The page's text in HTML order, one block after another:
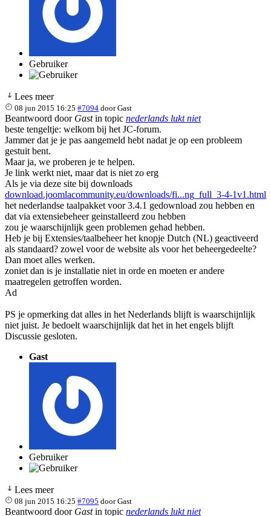
Gebruiker
Lees meer
08 jun 2015 16:25 #7094 doorGast
Beantwoord door Gastin topic nederlands lukt niet
beste tengeltje: welkom bij het JC-forum.
Jammer dat je je pas aangemeld hebt nadat je op een probleem
gestuit bent.
Maar ja, we proberen je te helpen.
Je link werkt niet, maar dat is niet zo erg
Als je via deze site bij downloads
download.joomlacommunity.eu/downloads/fi...ng_full_3-4-1v1.html
het nederlandse taalpakket voor 3.4.1 gedownload zou hebben en
dat via extensiebeheer geinstalleerd zou hebben
zou je waarschijnlijk geen problemen gehad hebben.
Heb je bij Extensies/taalbeheer het knopje Dutch (NL) geactiveerd
als standaard? zowel voor de website als voor het beheergedeelte?
Dan moet alles werken.
zoniet dan is je installatie niet in orde en moeten er andere
maatregelen getroffen worden.
Ad
PS je opmerking dat alles in het Nederlands blijft is waarschijnlijk
niet juist. Je bedoelt waarschijnlijk dat het in het engels blijft
Discussie gesloten.
Gast
Gebruiker
Lees meer
08 jun 2015 16:25 #7095 doorGast
Beantwoord door Gastin topic nederlands lukt niet